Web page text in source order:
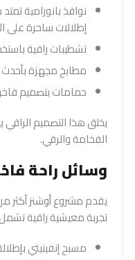
نوافذ بانورامية
إطلالات ساحرة على
تشطيبات راقية
مطابخ مجهزة بأحدث
حمامات بتصميم
يخلق هذا التصميم
الفخامة والرقي.
وسائل راحة
تجربة معيشية راقية
مسبح إنفينيتي